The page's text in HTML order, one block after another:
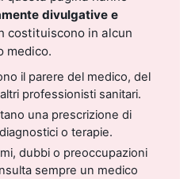
divulgative e
costituiscono in alcun
medico.
il parere del medico, del
professionisti sanitari.
una prescrizione di
o terapie.
dubbi o preoccupazioni
sempre un medico